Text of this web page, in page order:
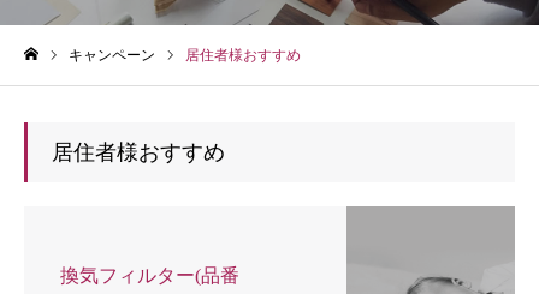
キャンペーン 居住者様おすすめ
居住者様おすすめ
換気フィルター(品番